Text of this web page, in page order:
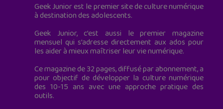
Geek Junior est le premier site de culture numérique
à destination des adolescents.
Geek Junior, c’est aussi le premier magazine
mensuel qui s’adresse directement aux ados pour
les aider à mieux maîtriser leur vie numérique.
Ce magazine de 32 pages, diffusé par abonnement, a
pour objectif de développer la culture numérique
des 10-15 ans avec une approche pratique des
outils.